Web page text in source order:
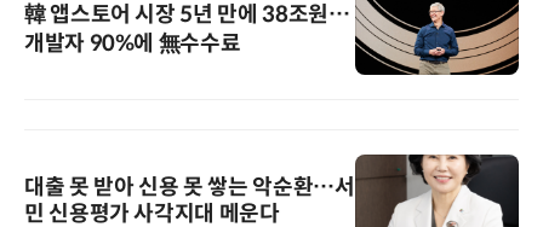
韓 앱스토어 시장 5년 만에 38조원…
개발자 90%에 無수수료
대출 못 받아 신용 못 쌓는 악순환…서
민 신용평가 사각지대 메운다